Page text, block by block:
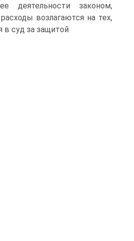
деятельности законом,
возлагаются на тех,
в суд за защитой.